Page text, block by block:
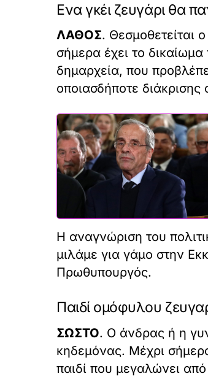
Ενα γκέι ζευγάρι θα
ΛΑΘΟΣ. Θεσμοθετείται
σήμερα έχει το
δημαρχεία, που
οποιασδήποτε
Η αναγνώριση του
μιλάμε για γάμο στην
Πρωθυπουργός.
Παιδί ομόφυλου
ΣΩΣΤΟ. Ο άνδρας ή η
κηδεμόνας. Μέχρι
παιδί που μεγαλώνει